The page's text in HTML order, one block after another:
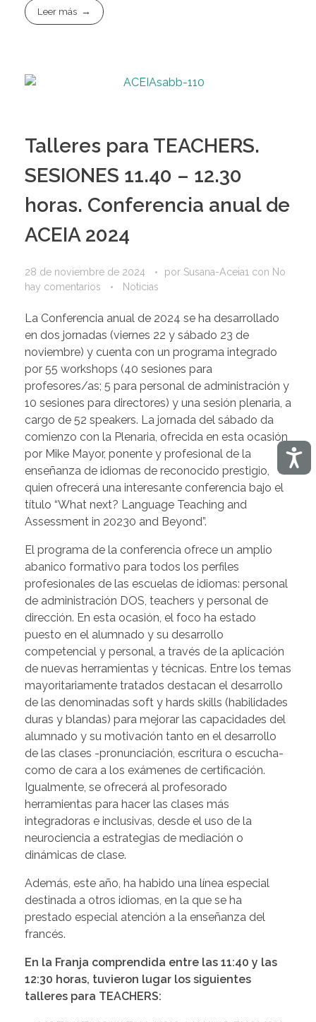
Leer más
Talleres para TEACHERS.
SESIONES 11.40 – 12.30
horas. Conferencia anual de
ACEIA 2024
28 de noviembre de 2024 por Susana-Aceia1 con No
hay comentarios
Noticias
La Conferencia anual de 2024 se ha desarrollado
en dos jornadas (viernes 22 y sábado 23 de
noviembre) y cuenta con un programa integrado
por 55 workshops (40 sesiones para
profesores/as; 5 para personal de administración y
10 sesiones para directores) y una sesión plenaria, a
cargo de 52 speakers. La jornada del sábado da
comienzo con la Plenaria, ofrecida en esta ocasión
por Mike Mayor, ponente y profesional de la
enseñanza de idiomas de reconocido prestigio,
quien ofrecerá una interesante conferencia bajo el
título “What next? Language Teaching and
Assessment in 20230 and Beyond”.
El programa de la conferencia ofrece un amplio
abanico formativo para todos los perfiles
profesionales de las escuelas de idiomas: personal
de administración DOS, teachers y personal de
dirección. En esta ocasión, el foco ha estado
puesto en el alumnado y su desarrollo
competencial y personal, a través de la aplicación
de nuevas herramientas y técnicas. Entre los temas
mayoritariamente tratados destacan el desarrollo
de las denominadas soft y hards skills (habilidades
duras y blandas) para mejorar las capacidades del
alumnado y su motivación tanto en el desarrollo
de las clases -pronunciación, escritura o escucha-
como de cara a los exámenes de certificación.
Igualmente, se ofrecerá al profesorado
herramientas para hacer las clases más
integradoras e inclusivas, desde el uso de la
neurociencia a estrategias de mediación o
dinámicas de clase.
Además, este año, ha habido una línea especial
destinada a otros idiomas, en la que se ha
prestado especial atención a la enseñanza del
francés.
En la Franja comprendida entre las 11:40 y las
12:30 horas, tuvieron lugar los siguientes
talleres para TEACHERS: